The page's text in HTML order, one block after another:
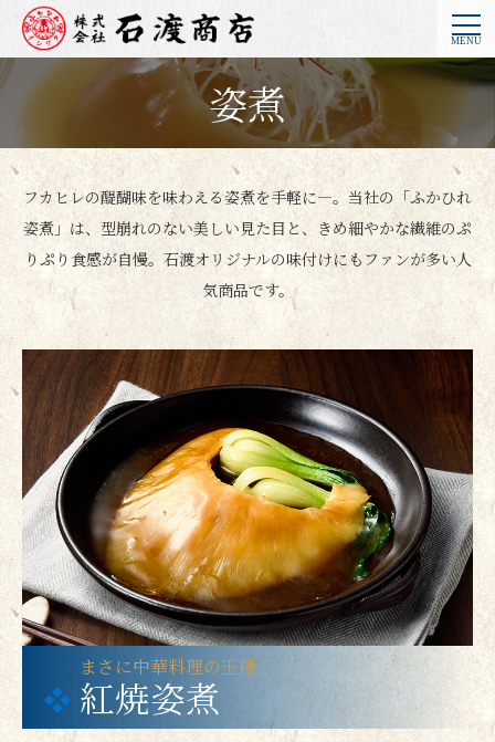
姿煮
フカヒレの醍醐味を味わえる姿煮を手軽に―。当社の「ふかひれ
姿煮」は、型崩れのない美しい見た目と、きめ細やかな繊維のぷ
りぷり食感が自慢。石渡オリジナルの味付けにもファンが多い人
気商品です。
まさに中華料理の王様
紅焼姿煮